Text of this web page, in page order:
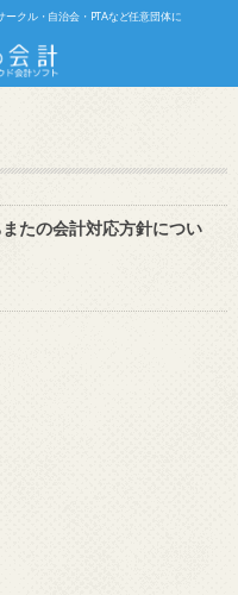
ークル・自治会・PTAなど任意団体に
たの会計対応方針につい